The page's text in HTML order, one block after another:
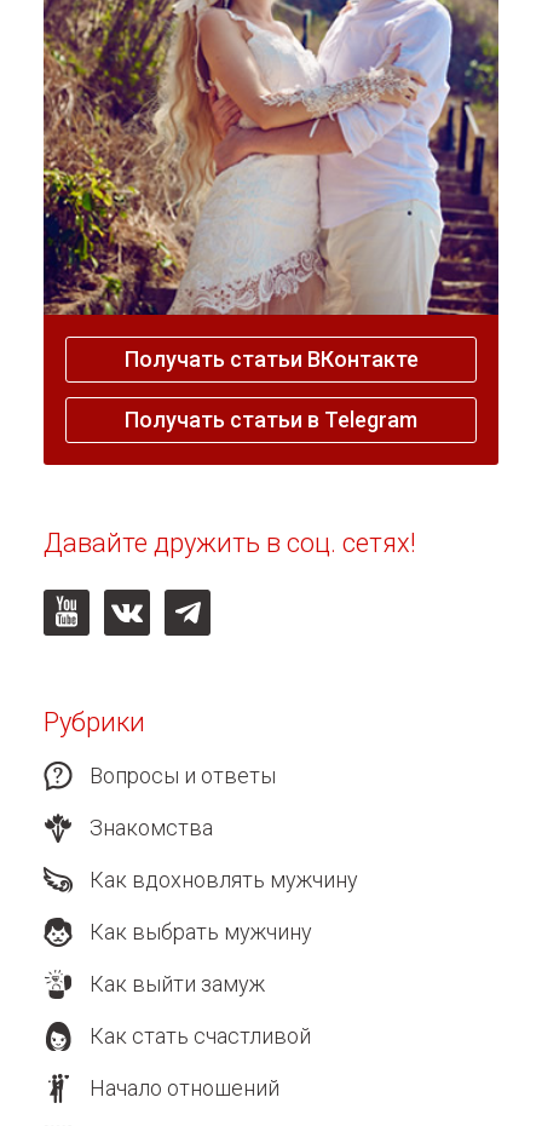
Получать статьи ВКонтакте
Получать статьи в Telegram
Давайте дружить в соц. сетях!
Рубрики
Вопросы и ответы
Знакомства
Как вдохновлять мужчину
Как выбрать мужчину
Как выйти замуж
Как стать счастливой
Начало отношений